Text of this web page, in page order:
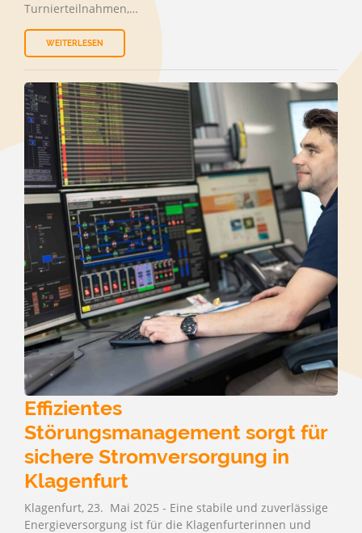
Turnierteilnahmen,…
WEITERLESEN
Effizientes
Störungsmanagement sorgt für
sichere Stromversorgung in
Klagenfurt
Klagenfurt, 23. Mai 2025 - Eine stabile und zuverlässige
Energieversorgung ist für die Klagenfurterinnen und